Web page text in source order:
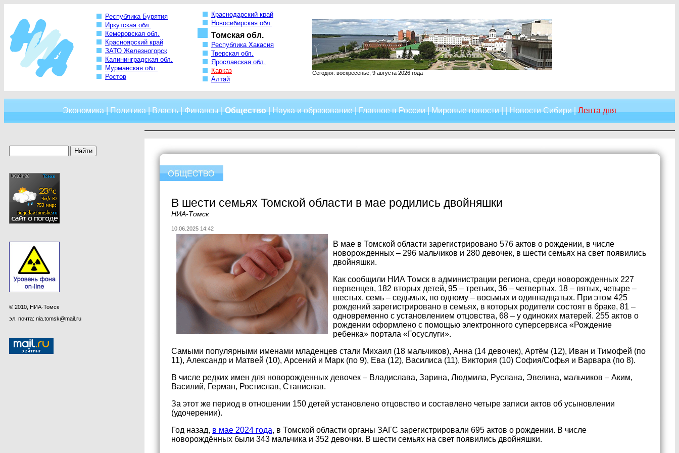
Республика Бурятия
Иркутская обл.
Кемеровская обл.
Красноярский край
ЗАТО Железногорск
Калининградская обл.
Мурманская обл.
Ростов
Краснодарский край
Новосибирская обл.
Томская обл.
Республика Хакасия
Тверская обл.
Ярославская обл.
Кавказ
Алтай
Сегодня: воскресенье, 9 августа 2026 года
Экономика|Политика|Власть|Финансы|Общество|Наука и образование|Главное в России|Мировые новости| |Новости Сибири|Лента дня
© 2010, НИА-Томск
эл. почта: nia.tomsk@mail.ru
В шести семьях Томской области в мае родились двойняшки
НИА-Томск
10.06.2025 14:42
В мае в Томской области зарегистрировано 576 актов о рождении, в числе
новорожденных – 296 мальчиков и 280 девочек, в шести семьях на свет появились
двойняшки.
Как сообщили НИА Томск в администрации региона, среди новорожденных 227
первенцев, 182 вторых детей, 95 – третьих, 36 – четвертых, 18 – пятых, четыре –
шестых, семь – седьмых, по одному – восьмых и одиннадцатых. При этом 425
рождений зарегистрировано в семьях, в которых родители состоят в браке, 81 –
одновременно с установлением отцовства, 68 – у одиноких матерей. 255 актов о
рождении оформлено с помощью электронного суперсервиса «Рождение
ребенка» портала «Госуслуги».
Самыми популярными именами младенцев стали Михаил (18 мальчиков), Анна (14 девочек), Артём (12), Иван и Тимофей (по
11), Александр и Матвей (10), Арсений и Марк (по 9), Ева (12), Василиса (11), Виктория (10) София/Софья и Варвара (по 8).
В числе редких имен для новорожденных девочек – Владислава, Зарина, Людмила, Руслана, Эвелина, мальчиков – Аким,
Василий, Герман, Ростислав, Станислав.
За этот же период в отношении 150 детей установлено отцовство и составлено четыре записи актов об усыновлении
(удочерении).
Год назад, в мае 2024 года, в Томской области органы ЗАГС зарегистрировали 695 актов о рождении. В числе
новорождённых были 343 мальчика и 352 девочки. В шести семьях на свет появились двойняшки.